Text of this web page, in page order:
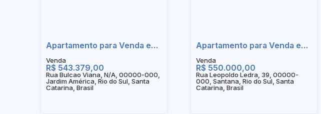
Apartamento para Venda em Rio do Sul - SC
R$ 543.379,00
Rua Bulcao Viana, N/A, 00000-000,
Jardim América, Rio do Sul, Santa
Catarina, Brasil
Apartamento para Venda em Rio do Sul - SC
R$ 550.000,00
Rua Leopoldo Ledra, 39, 00000-
000, Santana, Rio do Sul, Santa
Catarina, Brasil